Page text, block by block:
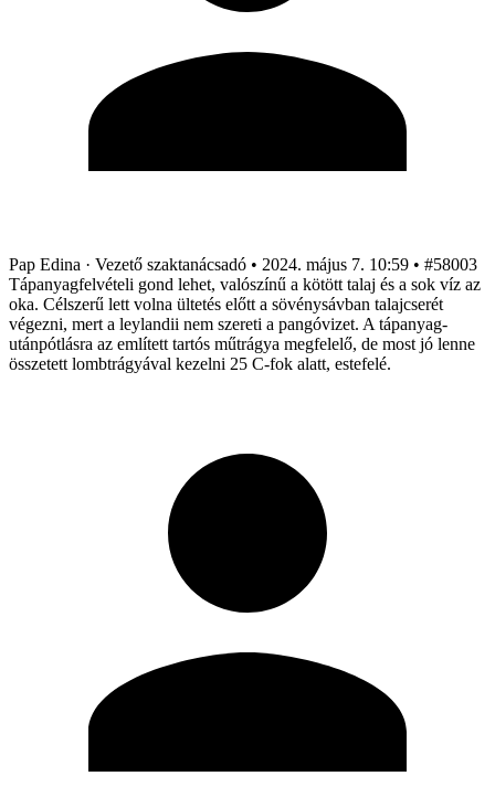
Pap Edina · Vezető szaktanácsadó • 2024. május 7. 10:59 • #58003
Tápanyagfelvételi gond lehet, valószínű a kötött talaj és a sok víz az
oka. Célszerű lett volna ültetés előtt a sövénysávban talajcserét
végezni, mert a leylandii nem szereti a pangóvizet. A tápanyag-
utánpótlásra az említett tartós műtrágya megfelelő, de most jó lenne
összetett lombtrágyával kezelni 25 C-fok alatt, estefelé.